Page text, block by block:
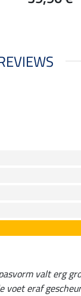
valt erg
voet eraf